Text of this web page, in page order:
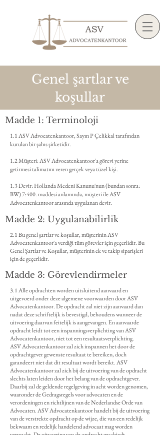
Genel şartlar ve
koşullar
Madde 1: Terminoloji
1.1 ASV Advocatenkantoor, Sayın P Çelikkal tarafından
kurulan bir şahıs şirketidir.
1.2 Müşteri: ASV Advocatenkantoor'a görevi yerine
getirmesi talimatını veren gerçek veya tüzel kişi.
1.3 Devir: Hollanda Medeni Kanunu'nun (bundan sonra:
BW) 7:400. maddesi anlamında, müşteri ile ASV
Advocatenkantoor arasında uygulanan devir.
Madde 2: Uygulanabilirlik
2.1 Bu genel şartlar ve koşullar, müşterinin ASV
Advocatenkantoor'a verdiği tüm görevler için geçerlidir. Bu
Genel Şartlar ve Koşullar, müşterinin ek ve takip siparişleri
için de geçerlidir.
Madde 3: Görevlendirmeler
3.1 Alle opdrachten worden uitsluitend aanvaard en
uitgevoerd onder deze algemene voorwaarden door ASV
Advocatenkantoor. De opdracht zal niet zijn aanvaard dan
nadat deze schriftelijk is bevestigd, behoudens wanneer de
uitvoering daarvan feitelijk is aangevangen. En aanvaarde
opdracht leidt tot een inspanningsverplichting van ASV
Advocatenkantoor, niet tot een resultaatsverplichting.
ASV Advocatenkantoor zal zich inspannen het door de
opdrachtgever gewenste resultaat te bereiken, doch
garandeert niet dat dit resultaat wordt bereikt. ASV
Advocatenkantoor zal zich bij de uitvoering van de opdracht
slechts laten leiden door het belang van de opdrachtgever.
Daarbij zal de geldende regelgeving in acht worden genomen,
waaronder de Gedragsregels voor advocaten en de
verordeningen en richtlijnen van de Nederlandse Orde van
Advocaten. ASV Advocatenkantoor handelt bij de uitvoering
van de verstrekte opdracht op de wijze, die van een redelijk
bekwaam en redelijk handelend advocaat mag worden